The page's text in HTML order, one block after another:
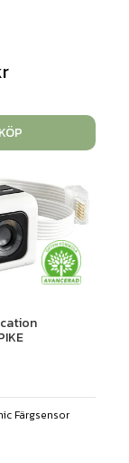
KÖP
Färgsensor